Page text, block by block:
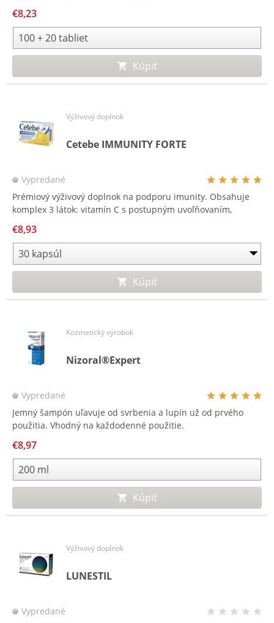
normálnu funkciu imunitného systému.
€8,23
Kúpiť
Výživový doplnok
Cetebe IMMUNITY FORTE
Vypredané
Prémiový výživový doplnok na podporu imunity. Obsahuje
komplex 3 látok: vitamín C s postupným uvoľňovaním,
€8,93
Kúpiť
Kozmetický výrobok
Nizoral®Expert
Vypredané
Jemný šampón uľavuje od svrbenia a lupín už od prvého
použitia. Vhodný na každodenné použitie.
€8,97
Kúpiť
Výživový doplnok
LUNESTIL
Vypredané